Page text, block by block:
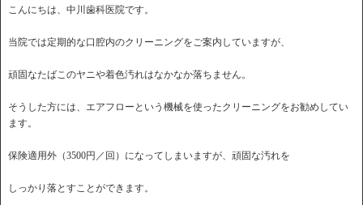
こんにちは、中川歯科医院です。
当院では定期的な口腔内のクリーニングをご案内していますが、
頑固なたばこのヤニや着色汚れはなかなか落ちません。
そうした方には、エアフローという機械を使ったクリーニングをお勧めしてい
ます。
保険適用外（3500円／回）になってしまいますが、頑固な汚れを
しっかり落とすことができます。